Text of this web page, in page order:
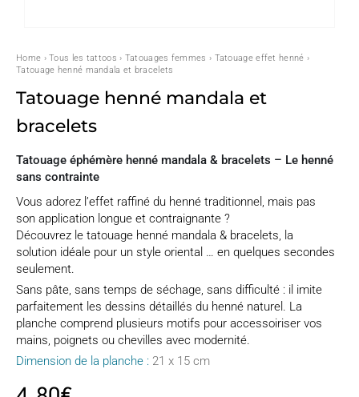
Home ›Tous les tattoos › Tatouages femmes › Tatouage effet henné ›
Tatouage henné mandala et bracelets
Tatouage henné mandala et
bracelets
Tatouage éphémère henné mandala & bracelets – Le henné
sans contrainte
Vous adorez l’effet raffiné du henné traditionnel, mais pas
son application longue et contraignante ?
Découvrez le tatouage henné mandala & bracelets, la
solution idéale pour un style oriental … en quelques secondes
seulement.
Sans pâte, sans temps de séchage, sans difficulté : il imite
parfaitement les dessins détaillés du henné naturel. La
planche comprend plusieurs motifs pour accessoiriser vos
mains, poignets ou chevilles avec modernité.
Dimension de la planche : 21 x 15 cm